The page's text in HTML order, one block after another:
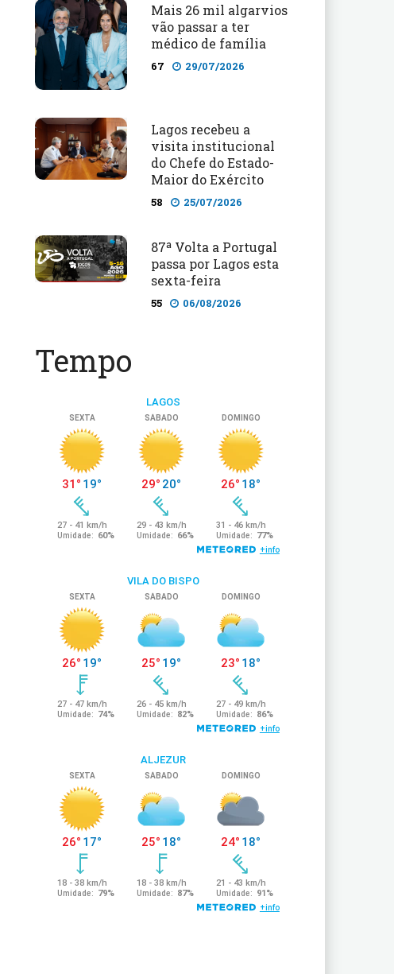
Mais 26 mil algarvios
vão passar a ter
médico de família
67 29/07/2026
Lagos recebeu a
visita institucional
do Chefe do Estado-
Maior do Exército
58 25/07/2026
87ª Volta a Portugal
passa por Lagos esta
sexta-feira
55 06/08/2026
Tempo